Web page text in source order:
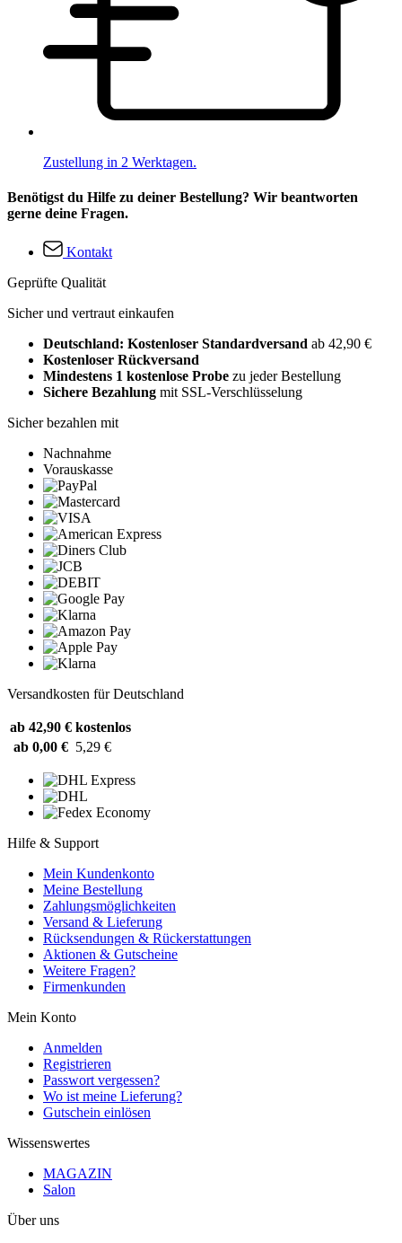
Zustellung in 2 Werktagen.
Benötigst du Hilfe zu deiner Bestellung? Wir beantworten
gerne deine Fragen.
Kontakt
Geprüfte Qualität
Sicher und vertraut einkaufen
Deutschland: Kostenloser Standardversand ab 42,90 €
Kostenloser Rückversand
Mindestens 1 kostenlose Probe zu jeder Bestellung
Sichere Bezahlung mit SSL-Verschlüsselung
Sicher bezahlen mit
Nachnahme
Vorauskasse
Versandkosten für Deutschland
ab 42,90 € kostenlos
ab 0,00 € 5,29 €
Hilfe & Support
Mein Kundenkonto
Meine Bestellung
Zahlungsmöglichkeiten
Versand & Lieferung
Rücksendungen & Rückerstattungen
Aktionen & Gutscheine
Weitere Fragen?
Firmenkunden
Mein Konto
Anmelden
Registrieren
Passwort vergessen?
Wo ist meine Lieferung?
Gutschein einlösen
Wissenswertes
MAGAZIN
Salon
Über uns